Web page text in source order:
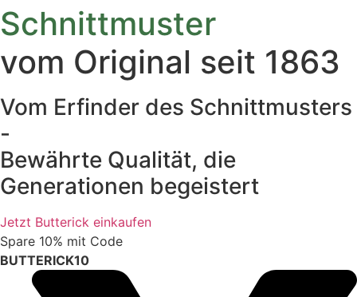
Schnittmuster
vom Original seit 1863
Vom Erfinder des Schnittmusters
-
Bewährte Qualität, die
Generationen begeistert
Jetzt Butterick einkaufen
Spare 10% mit Code
BUTTERICK10